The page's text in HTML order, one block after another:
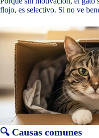
flojo, es selectivo. Si no ve
🔍 Causas comunes